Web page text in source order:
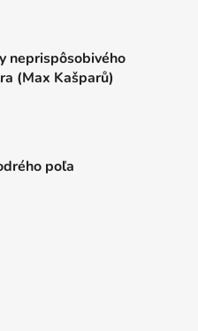
neprispôsobivého
(Max Kašparů)
poľa